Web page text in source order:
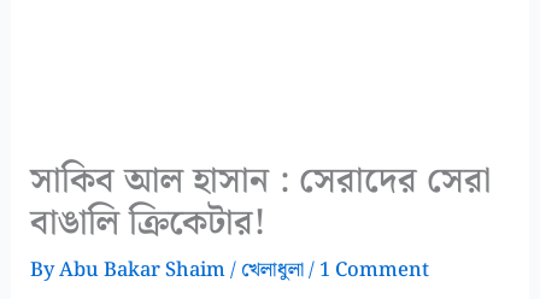
সাকিব আল হাসান : সেরাদের সেরা
বাঙালি ক্রিকেটার!
ByAbu Bakar Shaim/খেলাধুলা/1 Comment